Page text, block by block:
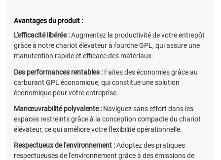
Avantages du produit :
L'efficacité libérée :Augmentez la productivité de votre entrepôt
grâce à notre chariot élévateur à fourche GPL, qui assure une
manutention rapide et efficace des matériaux.
Des performances rentables : Faites des économies grâce au
carburant GPL économique, qui constitue une solution
économique pour votre entreprise.
Manœuvrabilité polyvalente : Naviguez sans effort dans les
espaces restreints grâce à la conception compacte du chariot
élévateur, ce qui améliore votre flexibilité opérationnelle.
Respectueux de l'environnement :Adoptez des pratiques
respectueuses de l'environnement grâce à des émissions de